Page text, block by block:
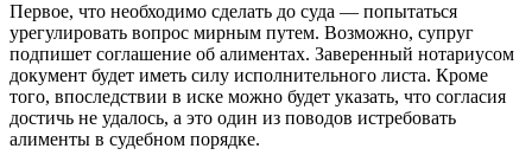
Первое, что необходимо сделать до суда — попытаться
урегулировать вопрос мирным путем. Возможно, супруг
подпишет соглашение об алиментах. Заверенный нотариусом
документ будет иметь силу исполнительного листа. Кроме
того, впоследствии в иске можно будет указать, что согласия
достичь не удалось, а это один из поводов истребовать
алименты в судебном порядке.